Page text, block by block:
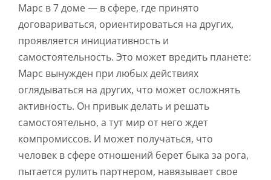
Марс в 7 доме — в сфере, где принято
договариваться, ориентироваться на других,
проявляется инициативность и
самостоятельность. Это может вредить планете:
Марс вынужден при любых действиях
оглядываться на других, что может осложнять
активность. Он привык делать и решать
самостоятельно, а тут мир от него ждет
компромиссов. И может получаться, что
человек в сфере отношений берет быка за рога,
пытается рулить партнером, навязывает свое